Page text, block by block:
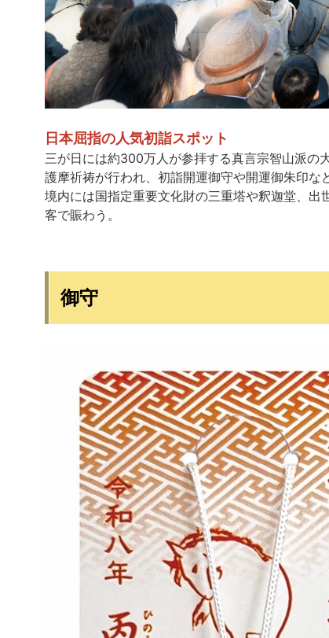
日本屈指の人気初詣スポット
三が日には約300万人が参拝する真言宗智山派の
護摩祈祷が行われ、初詣開運御守や開運御朱印な
境内には国指定重要文化財の三重塔や釈迦堂、
客で賑わう。
御守